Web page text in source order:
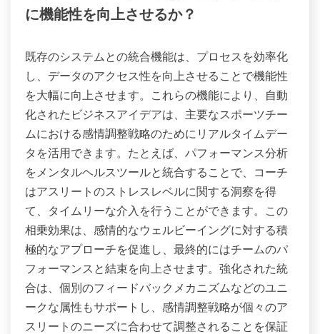
に機能性を向上させるか？
既存のシステムとの統合機能は、プロセスを効率化
し、データのアクセス性を向上させることで機能性
を大幅に向上させます。これらの機能により、自動
化されたビジネスアイデアは、主要なスポーツチー
ムにおける感情調整戦略のためにリアルタイムデー
タを活用できます。たとえば、パフォーマンス分析
をメンタルヘルスツールと統合することで、コーチ
はアスリートのストレスレベルに関する洞察を得
て、タイムリーな介入を行うことができます。この
相乗効果は、感情的なウェルビーイングに対する積
極的なアプローチを促進し、最終的にはチームのパ
フォーマンスと結束を向上させます。強化された統
合は、個別のフィードバックメカニズムなどのユニ
ークな属性もサポートし、感情調整戦略が個々のア
スリートのニーズに合わせて調整されることを保証